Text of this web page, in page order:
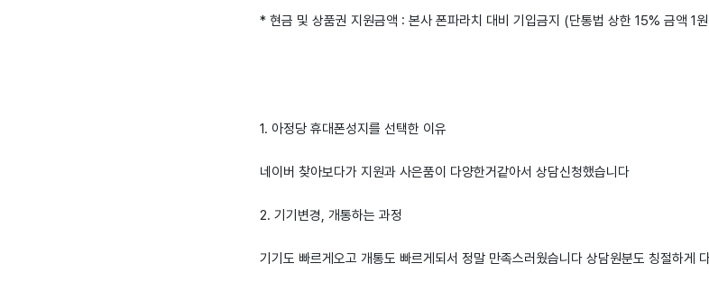
* 현금 및 상품권 지원금액 : 본사 폰파라치 대비 기입금지 (단통법 상한 15% 금액 1
1. 아정당 휴대폰성지를 선택한 이유
네이버 찾아보다가 지원과 사은품이 다양한거같아서 상담신청했습니다
2. 기기변경, 개통하는 과정
기기도 빠르게오고 개통도 빠르게되서 정말 만족스러웠습니다 상담원분도 칭절하게